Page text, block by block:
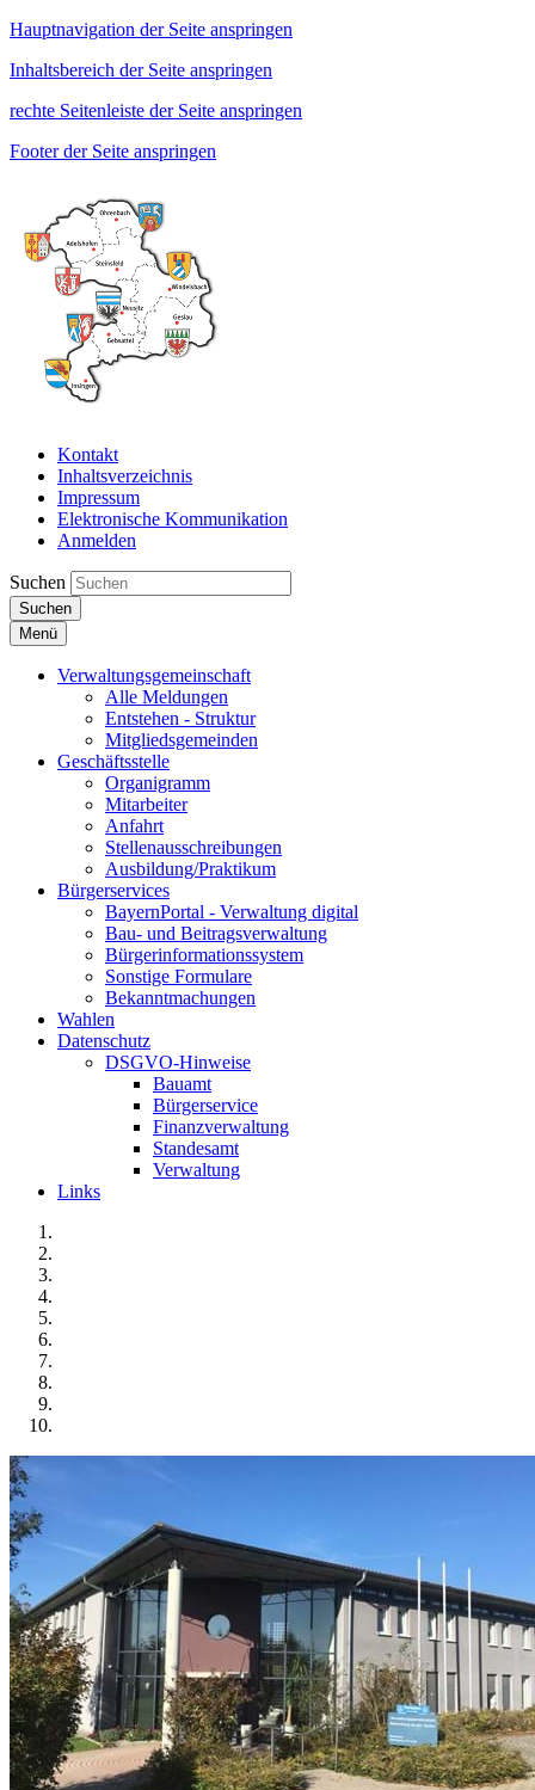
Hauptnavigation der Seite anspringen
Inhaltsbereich der Seite anspringen
rechte Seitenleiste der Seite anspringen
Footer der Seite anspringen
Kontakt
Inhaltsverzeichnis
Impressum
Elektronische Kommunikation
Anmelden
Suchen
Suchen
Menü
Verwaltungsgemeinschaft
Alle Meldungen
Entstehen - Struktur
Mitgliedsgemeinden
Geschäftsstelle
Organigramm
Mitarbeiter
Anfahrt
Stellenausschreibungen
Ausbildung/Praktikum
Bürgerservices
BayernPortal - Verwaltung digital
Bau- und Beitragsverwaltung
Bürgerinformationssystem
Sonstige Formulare
Bekanntmachungen
Wahlen
Datenschutz
DSGVO-Hinweise
Bauamt
Bürgerservice
Finanzverwaltung
Standesamt
Verwaltung
Links